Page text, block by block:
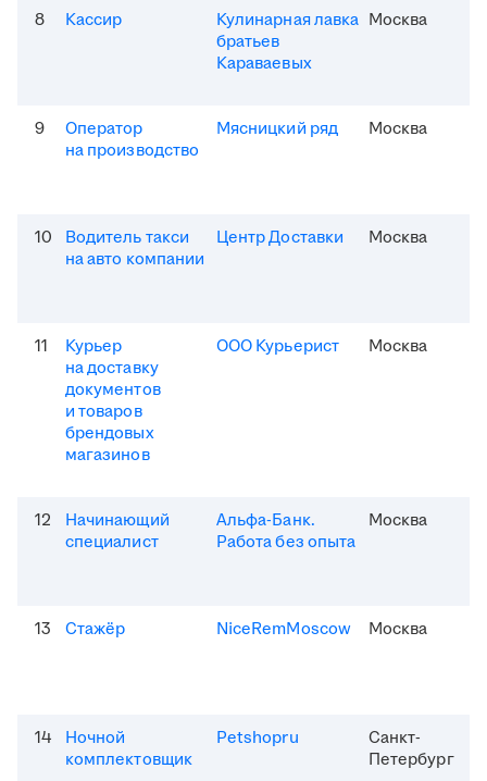
8 Кассир
Кулинарная лавка
братьев
Караваевых
Москва
9
Оператор
на производство
Мясницкий ряд Москва
10
Водитель такси
на авто компании
Центр Доставки Москва
11
Курьер
на доставку
документов
и товаров
брендовых
магазинов
ООО Курьерист Москва
12
Начинающий
специалист
Альфа-Банк.
Работа без опыта
Москва
13 Стажёр NiceRemMoscow Москва
14
Ночной
комплектовщик
Petshopru
Санкт-
Петербург